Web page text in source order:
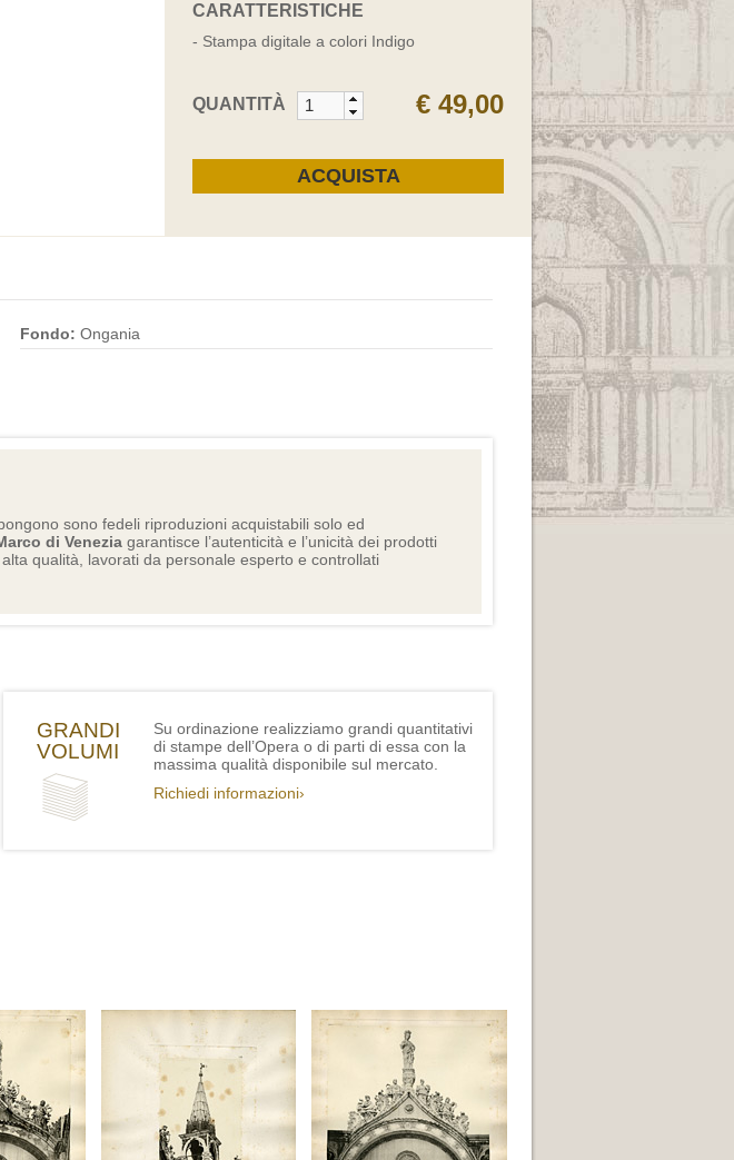
CARATTERISTICHE
- Stampa digitale a colori Indigo
QUANTITÀ € 49,00
Fondo: Ongania
sono fedeli riproduzioni acquistabili solo ed
di Venezia garantisce l’autenticità e l’unicità dei prodotti
qualità, lavorati da personale esperto e controllati
GRANDI
VOLUMI
Su ordinazione realizziamo grandi quantitativi
di stampe dell’Opera o di parti di essa con la
massima qualità disponibile sul mercato.
Richiedi informazioni›